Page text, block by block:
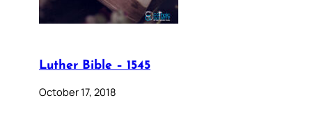
Luther Bible – 1545
October 17, 2018